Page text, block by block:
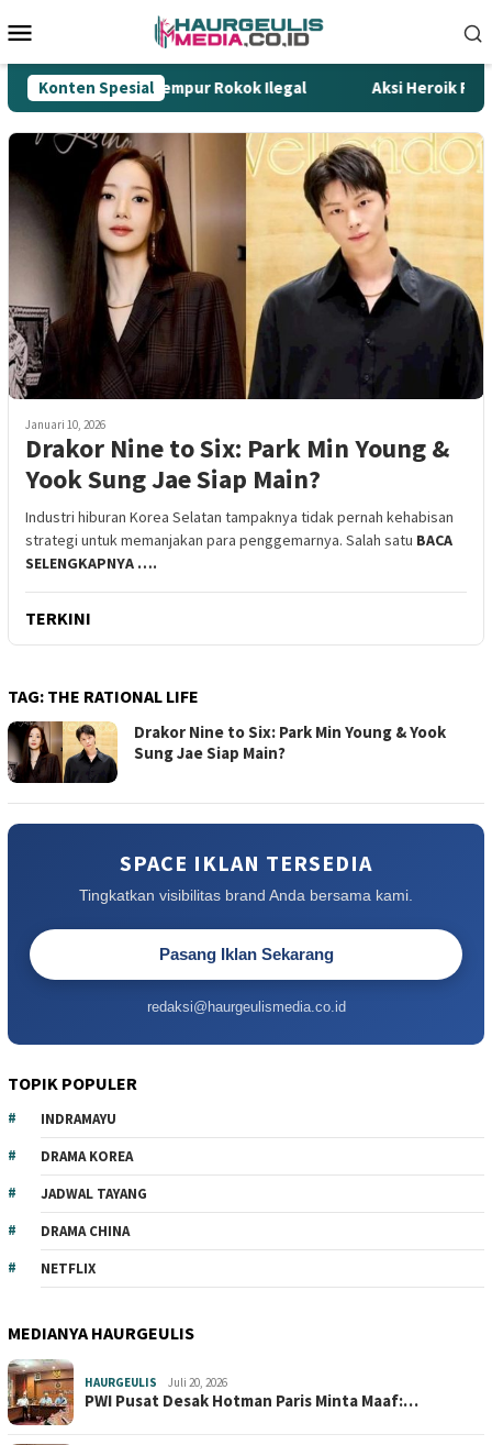
ke
Mobile
Konten Spesial
Ujung Tombak Gempur Rokok Ilegal Aksi Heroik Fajar
Januari 10, 2026
Drakor Nine to Six: Park Min Young &
Yook Sung Jae Siap Main?
Industri hiburan Korea Selatan tampaknya tidak pernah kehabisan
strategi untuk memanjakan para penggemarnya. Salah satu BACA
SELENGKAPNYA ….
TERKINI
TAG: THE RATIONAL LIFE
Drakor Nine to Six: Park Min Young & Yook
Sung Jae Siap Main?
SPACE IKLAN TERSEDIA
Tingkatkan visibilitas brand Anda bersama kami.
Pasang Iklan Sekarang
redaksi@haurgeulismedia.co.id
TOPIK POPULER
INDRAMAYU
DRAMA KOREA
JADWAL TAYANG
DRAMA CHINA
NETFLIX
MEDIANYA HAURGEULIS
HAURGEULIS Juli 20, 2026
PWI Pusat Desak Hotman Paris Minta Maaf:…